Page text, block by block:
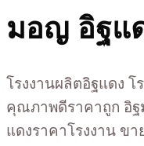
มอญ อิฐแ
โรงงานผลิตอิฐแดง
คุณภาพดีราคาถูก อิ
แดงราคาโรงงาน ข